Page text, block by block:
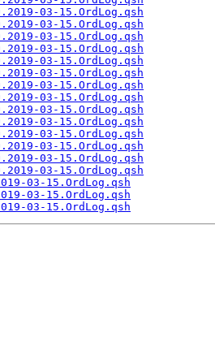
03-15.OrdLog.qsh
03-15.OrdLog.qsh
03-15.OrdLog.qsh
03-15.OrdLog.qsh
03-15.OrdLog.qsh
03-15.OrdLog.qsh
03-15.OrdLog.qsh
03-15.OrdLog.qsh
03-15.OrdLog.qsh
03-15.OrdLog.qsh
03-15.OrdLog.qsh
03-15.OrdLog.qsh
03-15.OrdLog.qsh
03-15.OrdLog.qsh
03-15.OrdLog.qsh
03-15.OrdLog.qsh
03-15.OrdLog.qsh